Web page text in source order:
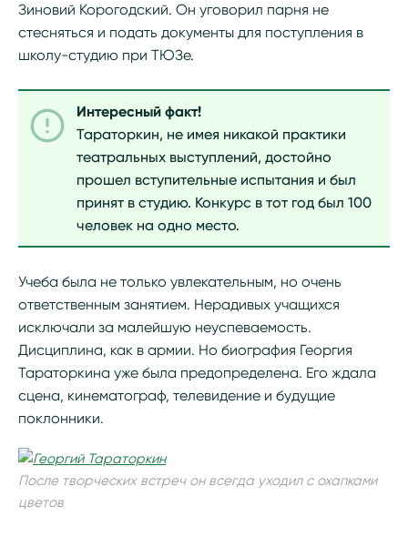
Зиновий Корогодский. Он уговорил парня не
стесняться и подать документы для поступления в
школу-студию при ТЮЗе.
Интересный факт!
Тараторкин, не имея никакой практики
театральных выступлений, достойно
прошел вступительные испытания и был
принят в студию. Конкурс в тот год был 100
человек на одно место.
Учеба была не только увлекательным, но очень
ответственным занятием. Нерадивых учащихся
исключали за малейшую неуспеваемость.
Дисциплина, как в армии. Но биография Георгия
Тараторкина уже была предопределена. Его ждала
сцена, кинематограф, телевидение и будущие
поклонники.
После творческих встреч он всегда уходил с охапками
цветов